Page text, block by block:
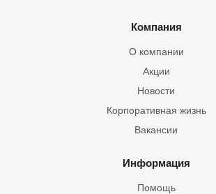
Компания
О компании
Акции
Новости
Корпоративная жизнь
Вакансии
Информация
Помощь